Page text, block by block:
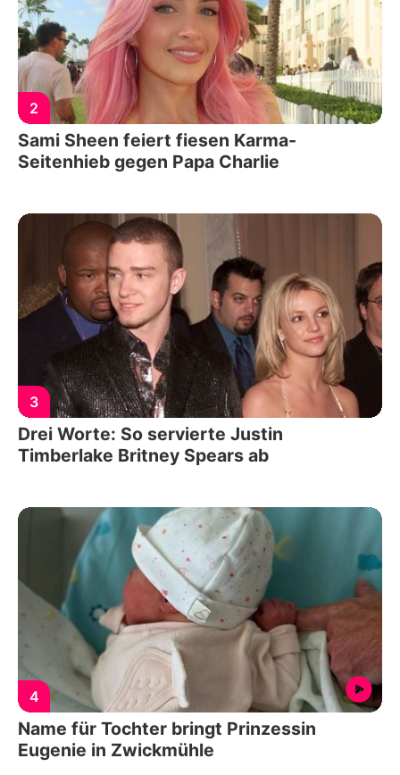
2
Sami Sheen feiert fiesen Karma-
Seitenhieb gegen Papa Charlie
3
Drei Worte: So servierte Justin
Timberlake Britney Spears ab
4
Name für Tochter bringt Prinzessin
Eugenie in Zwickmühle